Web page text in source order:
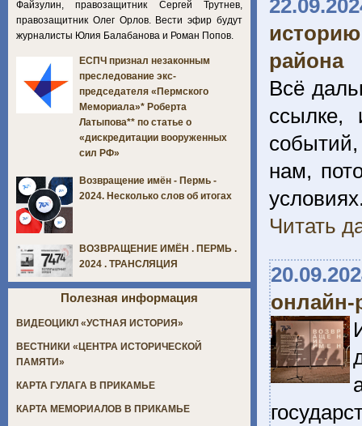
района
Всё
ссылке,
нам,
Читать
Файзулин, правозащитник Сергей Трутнев,
правозащитник Олег Орлов. Вести эфир будут
журналисты Юлия Балабанова и Роман Попов.
ЕСПЧ признал незаконным
преследование экс-
председателя «Пермского
Мемориала»* Роберта
Латыпова** по статье о
«дискредитации вооруженных
сил РФ»
Возвращение имён - Пермь -
2024. Несколько слов об итогах
ВОЗВРАЩЕНИЕ ИМЁН . ПЕРМЬ .
2024 . ТРАНСЛЯЦИЯ
Полезная информация
ВИДЕОЦИКЛ «УСТНАЯ ИСТОРИЯ»
ВЕСТНИКИ «ЦЕНТРА ИСТОРИЧЕСКОЙ
ПАМЯТИ»
КАРТА ГУЛАГА В ПРИКАМЬЕ
КАРТА МЕМОРИАЛОВ В ПРИКАМЬЕ